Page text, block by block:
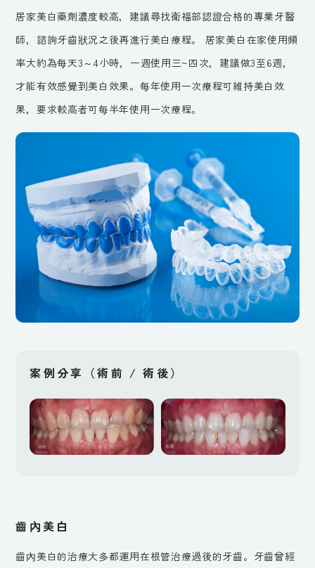
居家美白藥劑濃度較高，建議尋找衛福部認證合格的專業牙醫
師，諮詢牙齒狀況之後再進行美白療程。 居家美白在家使用頻
率大約為每天3～4小時，一週使用三~四次，建議做3至6週，
才能有效感覺到美白效果。每年使用一次療程可維持美白效
果，要求較高者可每半年使用一次療程。
案例分享（術前 / 術後）
齒內美白
齒內美白的治療大多都運用在根管治療過後的牙齒。牙齒曾經